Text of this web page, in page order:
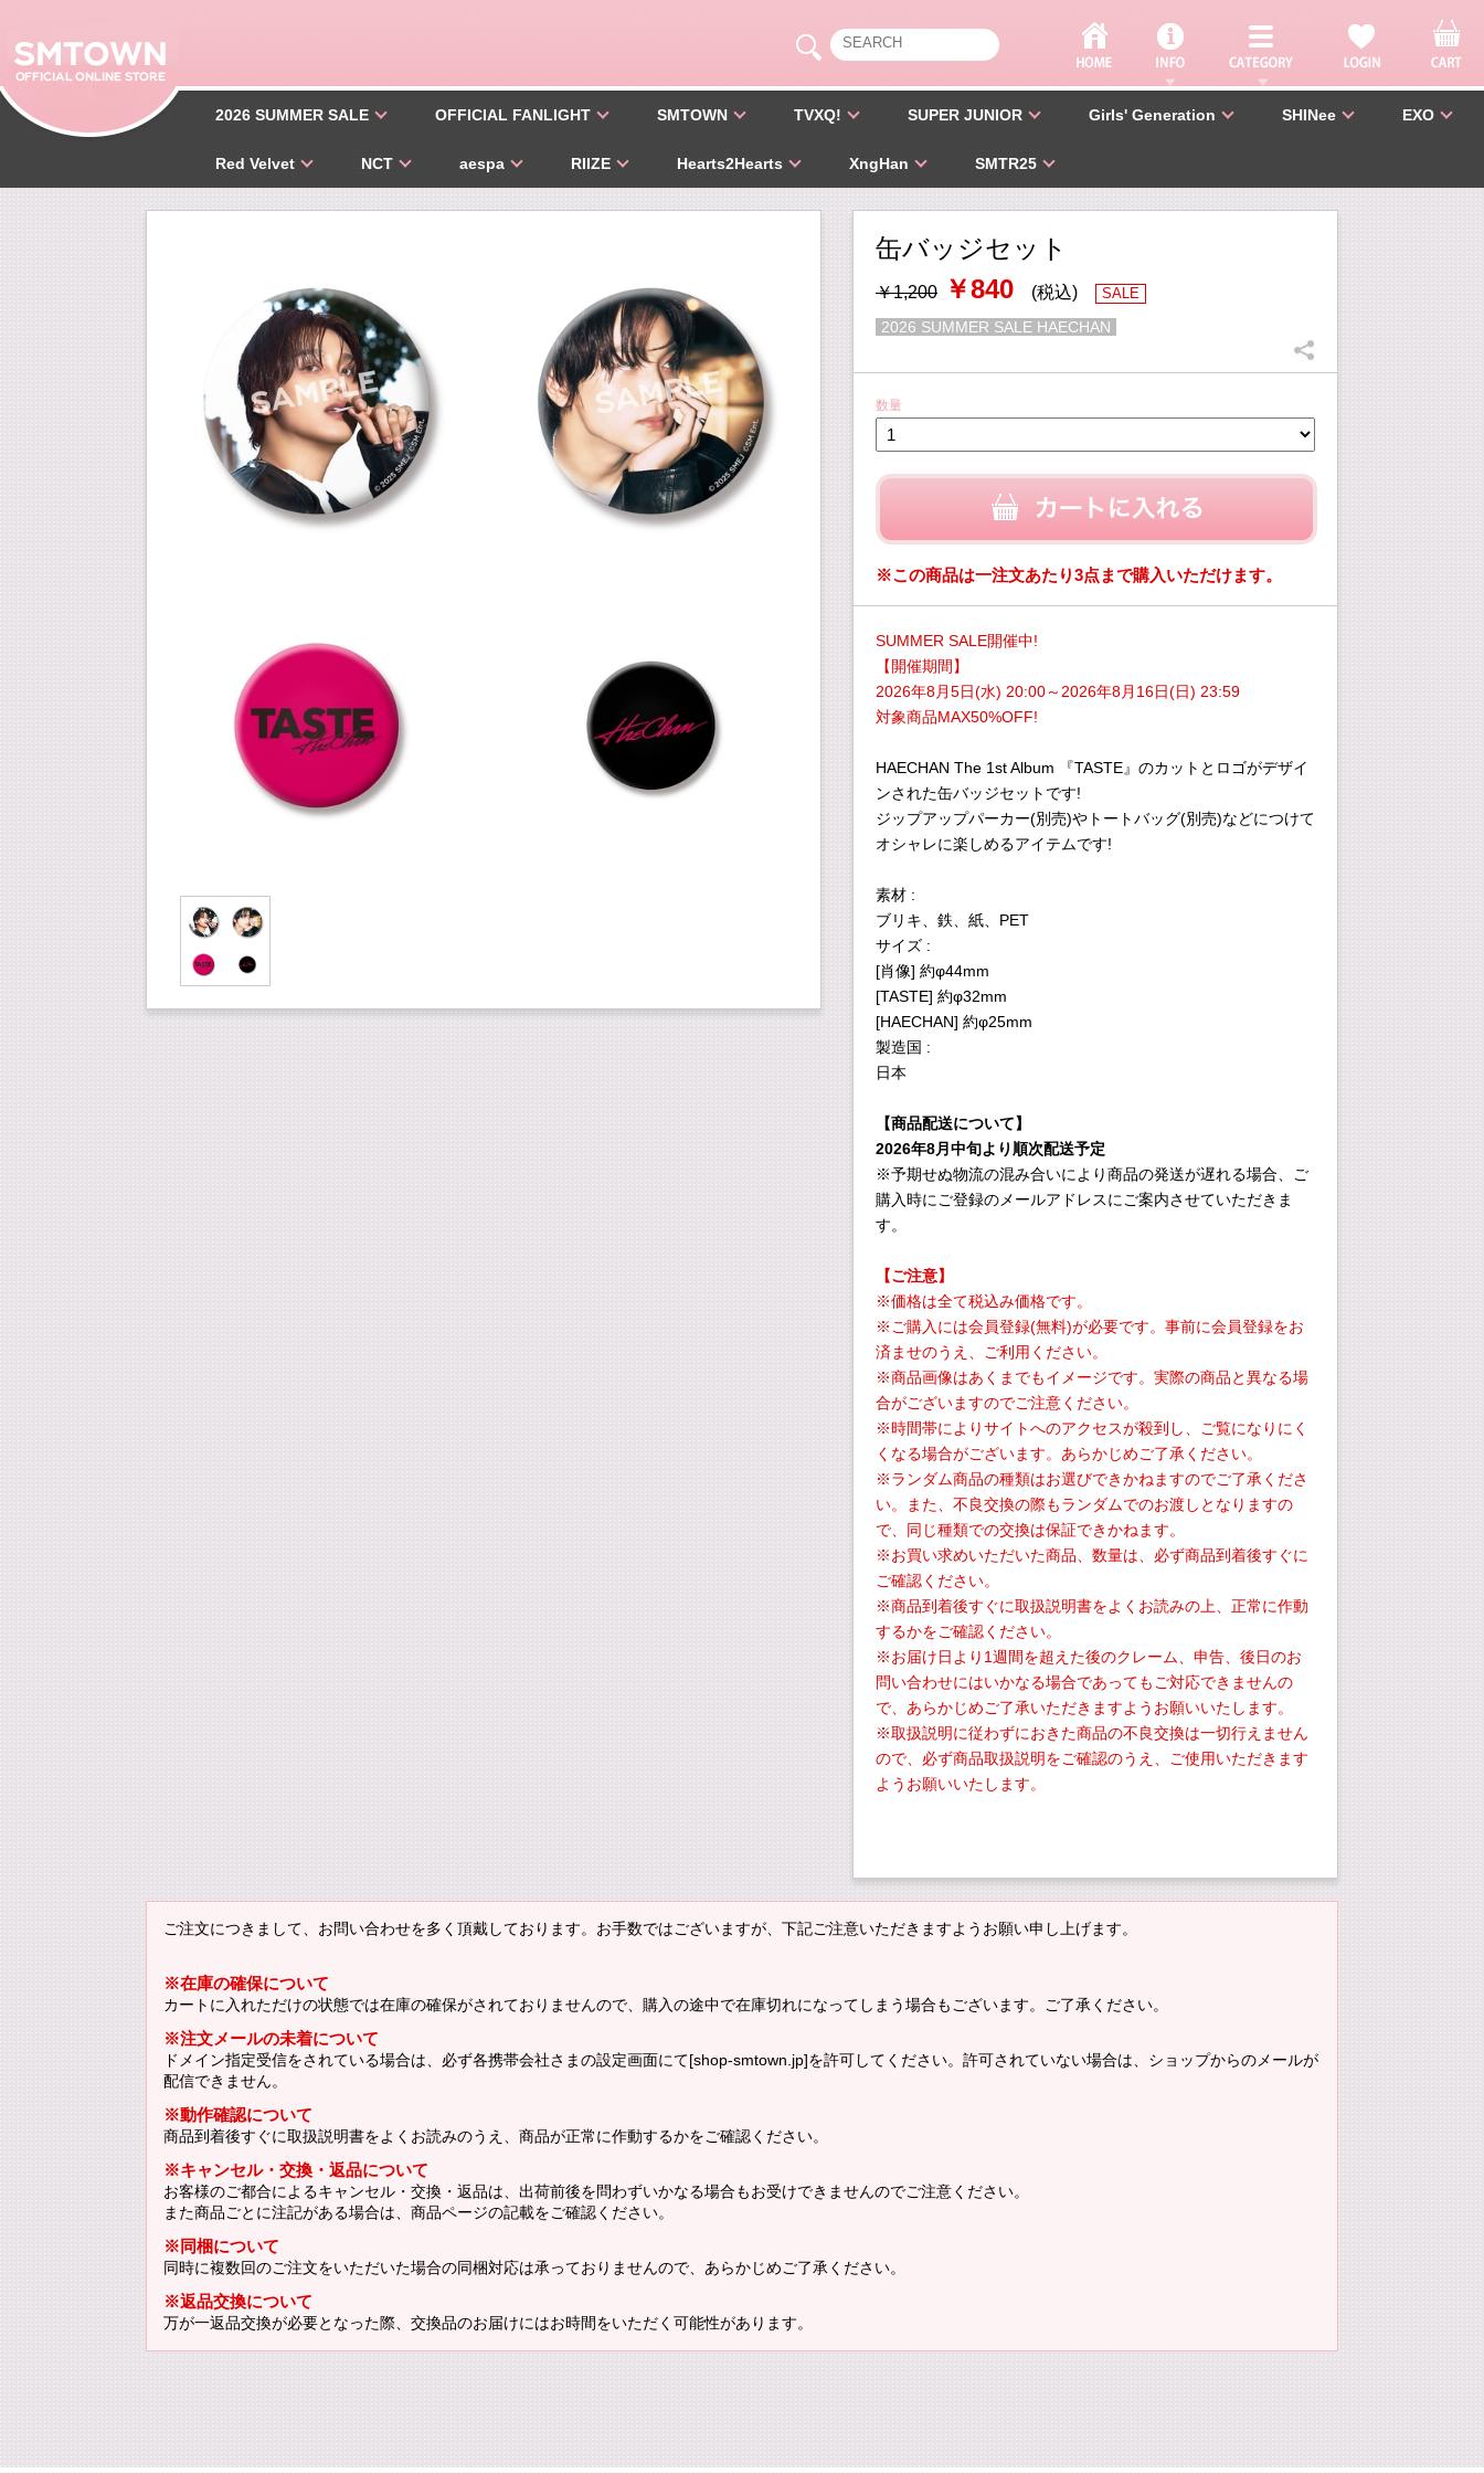
2026 SUMMER SALE OFFICIAL FANLIGHT SMTOWN TVXQ! SUPER JUNIOR Girls' Generation SHINee EXO
Red Velvet NCT aespa RIIZE Hearts2Hearts XngHan SMTR25
缶バッジセット
￥1,200 ￥840 (税込) SALE
2026 SUMMER SALE HAECHAN
数量
※この商品は一注文あたり3点まで購入いただけます。
SUMMER SALE開催中!
【開催期間】
2026年8月5日(水) 20:00～2026年8月16日(日) 23:59
対象商品MAX50%OFF!
HAECHAN The 1st Album 『TASTE』のカットとロゴがデザイ
ンされた缶バッジセットです!
ジップアップパーカー(別売)やトートバッグ(別売)などにつけて
オシャレに楽しめるアイテムです!
素材 :
ブリキ、鉄、紙、PET
サイズ :
[肖像] 約φ44mm
[TASTE] 約φ32mm
[HAECHAN] 約φ25mm
製造国 :
日本
【商品配送について】
2026年8月中旬より順次配送予定
※予期せぬ物流の混み合いにより商品の発送が遅れる場合、ご
購入時にご登録のメールアドレスにご案内させていただきま
す。
【ご注意】
※価格は全て税込み価格です。
※ご購入には会員登録(無料)が必要です。事前に会員登録をお
済ませのうえ、ご利用ください。
※商品画像はあくまでもイメージです。実際の商品と異なる場
合がございますのでご注意ください。
※時間帯によりサイトへのアクセスが殺到し、ご覧になりにく
くなる場合がございます。あらかじめご了承ください。
※ランダム商品の種類はお選びできかねますのでご了承くださ
い。また、不良交換の際もランダムでのお渡しとなりますの
で、同じ種類での交換は保証できかねます。
※お買い求めいただいた商品、数量は、必ず商品到着後すぐに
ご確認ください。
※商品到着後すぐに取扱説明書をよくお読みの上、正常に作動
するかをご確認ください。
※お届け日より1週間を超えた後のクレーム、申告、後日のお
問い合わせにはいかなる場合であってもご対応できませんの
で、あらかじめご了承いただきますようお願いいたします。
※取扱説明に従わずにおきた商品の不良交換は一切行えません
ので、必ず商品取扱説明をご確認のうえ、ご使用いただきます
ようお願いいたします。
ご注文につきまして、お問い合わせを多く頂戴しております。お手数ではございますが、下記ご注意いただきますようお願い申し上げます。
※在庫の確保について
カートに入れただけの状態では在庫の確保がされておりませんので、購入の途中で在庫切れになってしまう場合もございます。ご了承ください。
※注文メールの未着について
ドメイン指定受信をされている場合は、必ず各携帯会社さまの設定画面にて[shop-smtown.jp]を許可してください。許可されていない場合は、ショップからのメールが
配信できません。
※動作確認について
商品到着後すぐに取扱説明書をよくお読みのうえ、商品が正常に作動するかをご確認ください。
※キャンセル・交換・返品について
お客様のご都合によるキャンセル・交換・返品は、出荷前後を問わずいかなる場合もお受けできませんのでご注意ください。
また商品ごとに注記がある場合は、商品ページの記載をご確認ください。
※同梱について
同時に複数回のご注文をいただいた場合の同梱対応は承っておりませんので、あらかじめご了承ください。
※返品交換について
万が一返品交換が必要となった際、交換品のお届けにはお時間をいただく可能性があります。